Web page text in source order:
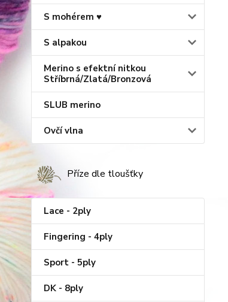
S mohérem ♥
S alpakou
Merino s efektní nitkou
Stříbrná/Zlatá/Bronzová
SLUB merino
Ovčí vlna
Příze dle tloušťky
Lace - 2ply
Fingering - 4ply
Sport - 5ply
DK - 8ply